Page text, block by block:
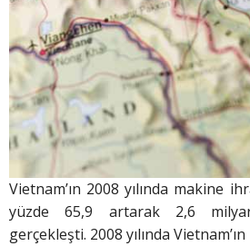
Vietnam’ın 2008 yılında makine
yüzde 65,9 artarak 2,6
gerçekleşti. 2008 yılında